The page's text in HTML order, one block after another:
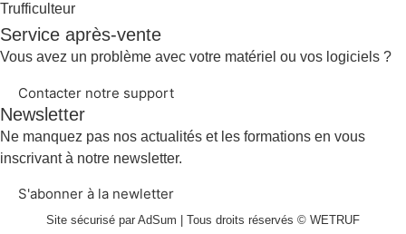
Trufficulteur
Service après-vente
Vous avez un problème avec votre matériel ou vos logiciels ?
Contacter notre support
Newsletter
Ne manquez pas nos actualités et les formations en vous
inscrivant à notre newsletter.
S'abonner à la newletter
Site sécurisé par AdSum | Tous droits réservés © WETRUF